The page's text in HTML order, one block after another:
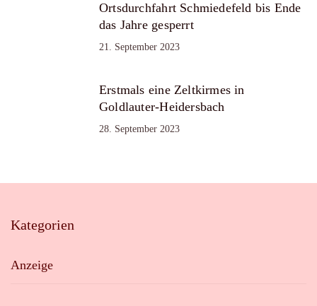
Ortsdurchfahrt Schmiedefeld bis Ende
das Jahre gesperrt
21. September 2023
Erstmals eine Zeltkirmes in
Goldlauter-Heidersbach
28. September 2023
Kategorien
Anzeige